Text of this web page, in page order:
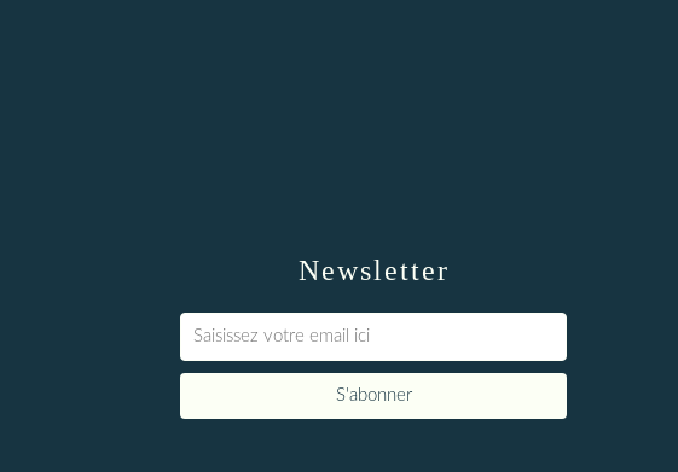
Newsletter